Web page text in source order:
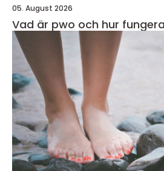
05. August 2026
Vad är pwo och hur